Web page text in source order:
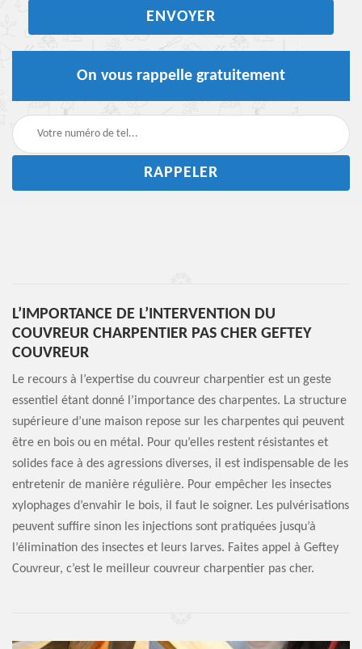
On vous rappelle gratuitement
L’IMPORTANCE DE L’INTERVENTION DU
COUVREUR CHARPENTIER PAS CHER GEFTEY
COUVREUR
Le recours à l’expertise du couvreur charpentier est un geste
essentiel étant donné l’importance des charpentes. La structure
supérieure d’une maison repose sur les charpentes qui peuvent
être en bois ou en métal. Pour qu’elles restent résistantes et
solides face à des agressions diverses, il est indispensable de les
entretenir de manière régulière. Pour empêcher les insectes
xylophages d’envahir le bois, il faut le soigner. Les pulvérisations
peuvent suffire sinon les injections sont pratiquées jusqu’à
l’élimination des insectes et leurs larves. Faites appel à Geftey
Couvreur, c’est le meilleur couvreur charpentier pas cher.